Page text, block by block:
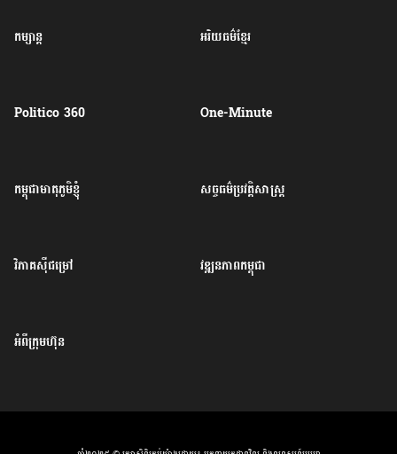
កម្សាន្ត អរិយធម៌ខ្មែរ
Politico 360 One-Minute
កម្ពុជាមាតុភូមិខ្ញុំ សច្ចធម៌ប្រវត្តិសាស្ត្រ
វិភាគសុីជម្រៅ វឌ្ឍនភាពកម្ពុជា
អំពីក្រុមហ៊ុន